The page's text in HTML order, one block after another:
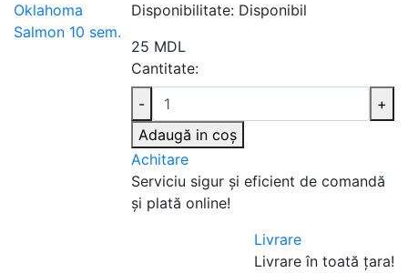
Disponibilitate: Disponibil
25 MDL
Cantitate:
-
+
Adaugă in coş
Achitare
Serviciu sigur şi eficient de comandă
şi plată online!
Livrare
Livrare în toată țara!